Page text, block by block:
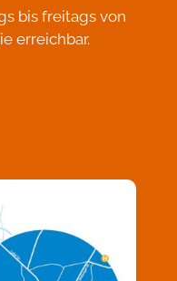
bis freitags von
erreichbar.